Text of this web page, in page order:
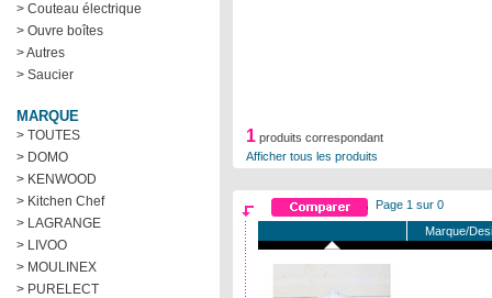
> Couteau électrique
> Ouvre boîtes
> Autres
> Saucier
MARQUE
> TOUTES
> DOMO
> KENWOOD
> Kitchen Chef
> LAGRANGE
> LIVOO
> MOULINEX
> PURELECT
1 produits correspondant
Afficher tous les produits
Page 1 sur 0
Marque/